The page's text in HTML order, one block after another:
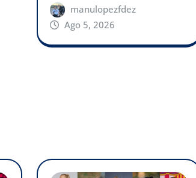
manulopezfdez
Ago 5, 2026